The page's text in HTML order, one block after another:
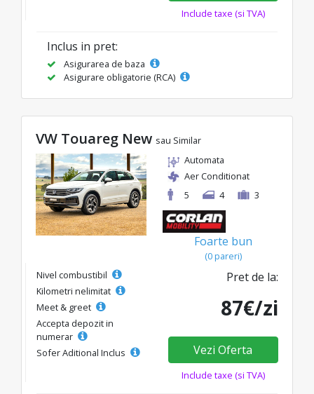
Include taxe (si TVA)
Inclus in pret:
Asigurarea de baza
Asigurare obligatorie (RCA)
VW Touareg New sau Similar
Automata
Aer Conditionat
5
4 3
Foarte bun
(0 pareri)
Nivel combustibil
Kilometri nelimitat
Meet & greet
Accepta depozit in
numerar
Sofer Aditional Inclus
Pret de la:
87€/zi
Vezi Oferta
Include taxe (si TVA)